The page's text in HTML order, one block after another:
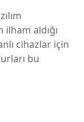
ilham aldığı
cihazlar için
bu